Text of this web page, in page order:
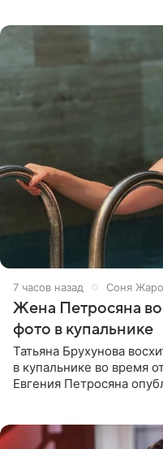
7 часов назад Соня
Жена Петросяна
фото в купальнике
Татьяна Брухунова
в купальнике во время
Евгения Петросяна